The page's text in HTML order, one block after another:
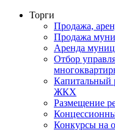
Торги
Продажа,
Продажа
Аренда
Отбор
Капитальный
ЖКХ
Размещение
Конкурсы на